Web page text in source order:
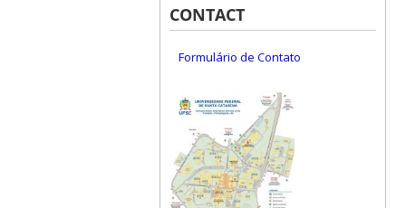
CONTACT
Formulário de Contato